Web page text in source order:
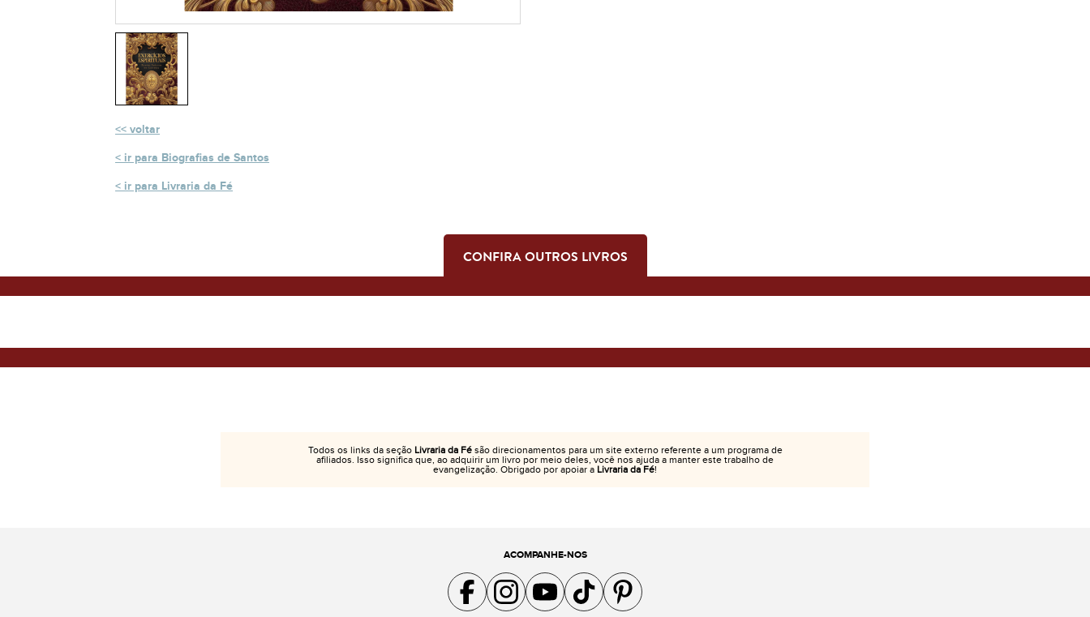
voltar
ir para Biografias de Santos
ir para Livraria da Fé
CONFIRA OUTROS LIVROS
Todos os links da seção Livraria da Fésão direcionamentos para um site externo referente a um programa de
afiliados. Isso significa que, ao adquirir um livro por meio deles, você nos ajuda a manter este trabalho de
evangelização. Obrigado por apoiar a Livraria da Fé!
ACOMPANHE-NOS
Acompanhe a gente no Facebook
Acompanhe a gente no Instagram
Acompanhe a gente no YouTube
Acompanhe a gente no TikTok
Acompanhe a gente no Pinterest